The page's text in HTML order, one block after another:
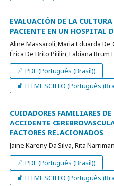
EVALUACIÓN DE LA CULTURA
PACIENTE EN UN HOSPITAL
Aline Massaroli, Maria Eduarda
Érica De Brito Pitilin, Fabiana Brum
PDF (Português (Brasil))
HTML SCIELO (Português
CUIDADORES FAMILIARES
ACCIDENTE
FACTORES RELACIONADOS
Jaine Kareny Da Silva, Rita
PDF (Português (Brasil))
HTML SCIELO (Português